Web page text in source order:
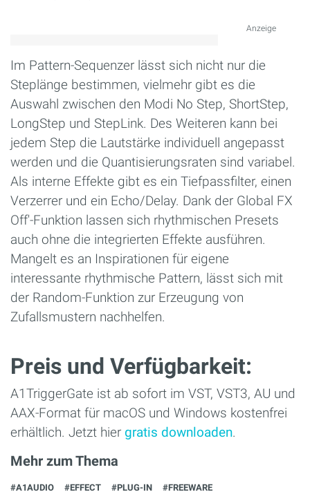
Anzeige
Im Pattern-Sequenzer lässt sich nicht nur die
Steplänge bestimmen, vielmehr gibt es die
Auswahl zwischen den Modi No Step, ShortStep,
LongStep und StepLink. Des Weiteren kann bei
jedem Step die Lautstärke individuell angepasst
werden und die Quantisierungsraten sind variabel.
Als interne Effekte gibt es ein Tiefpassfilter, einen
Verzerrer und ein Echo/Delay. Dank der Global FX
Off'-Funktion lassen sich rhythmischen Presets
auch ohne die integrierten Effekte ausführen.
Mangelt es an Inspirationen für eigene
interessante rhythmische Pattern, lässt sich mit
der Random-Funktion zur Erzeugung von
Zufallsmustern nachhelfen.
Preis und Verfügbarkeit:
A1TriggerGate ist ab sofort im VST, VST3, AU und
AAX-Format für macOS und Windows kostenfrei
erhältlich. Jetzt hier gratis downloaden.
Mehr zum Thema
#A1AUDIO #EFFECT #PLUG-IN #FREEWARE